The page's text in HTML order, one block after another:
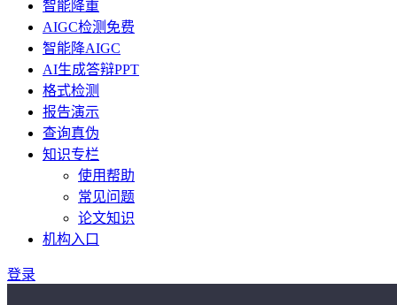
智能降重
AIGC检测 免费
智能降AIGC
AI生成答辩PPT
格式检测
报告演示
查询真伪
知识专栏
使用帮助
常见问题
论文知识
机构入口
登录